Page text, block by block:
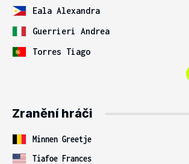
Eala Alexandra
Guerrieri Andrea
Torres Tiago
Zranění hráči
Minnen Greetje
Tiafoe Frances